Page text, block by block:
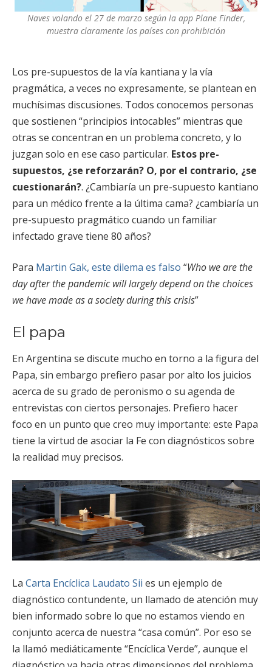
Naves volando el 27 de marzo según la app Plane Finder,
muestra claramente los países con prohibición
Los pre-supuestos de la vía kantiana y la vía
pragmática, a veces no expresamente, se plantean en
muchísimas discusiones. Todos conocemos personas
que sostienen “principios intocables” mientras que
otras se concentran en un problema concreto, y lo
juzgan solo en ese caso particular. Estos pre-
supuestos, ¿se reforzarán? O, por el contrario, ¿se
cuestionarán?. ¿Cambiaría un pre-supuesto kantiano
para un médico frente a la última cama? ¿cambiaría un
pre-supuesto pragmático cuando un familiar
infectado grave tiene 80 años?
Para Martin Gak, este dilema es falso “Who we are the
day after the pandemic will largely depend on the choices
we have made as a society during this crisis”
El papa
En Argentina se discute mucho en torno a la figura del
Papa, sin embargo prefiero pasar por alto los juicios
acerca de su grado de peronismo o su agenda de
entrevistas con ciertos personajes. Prefiero hacer
foco en un punto que creo muy importante: este Papa
tiene la virtud de asociar la Fe con diagnósticos sobre
la realidad muy precisos.
La Carta Encíclica Laudato Sii es un ejemplo de
diagnóstico contundente, un llamado de atención muy
bien informado sobre lo que no estamos viendo en
conjunto acerca de nuestra “casa común”. Por eso se
la llamó mediáticamente “Encíclica Verde”, aunque el